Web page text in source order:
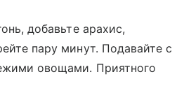
добавьте арахис,
пару минут. Подавайте с
овощами. Приятного